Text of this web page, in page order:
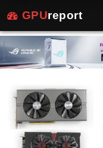
GPUreport